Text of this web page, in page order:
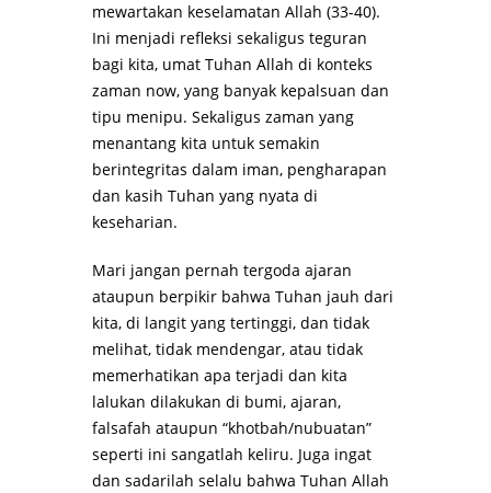
mewartakan keselamatan Allah (33-40).
Ini menjadi refleksi sekaligus teguran
bagi kita, umat Tuhan Allah di konteks
zaman now, yang banyak kepalsuan dan
tipu menipu. Sekaligus zaman yang
menantang kita untuk semakin
berintegritas dalam iman, pengharapan
dan kasih Tuhan yang nyata di
keseharian.
Mari jangan pernah tergoda ajaran
ataupun berpikir bahwa Tuhan jauh dari
kita, di langit yang tertinggi, dan tidak
melihat, tidak mendengar, atau tidak
memerhatikan apa terjadi dan kita
lalukan dilakukan di bumi, ajaran,
falsafah ataupun “khotbah/nubuatan”
seperti ini sangatlah keliru. Juga ingat
dan sadarilah selalu bahwa Tuhan Allah